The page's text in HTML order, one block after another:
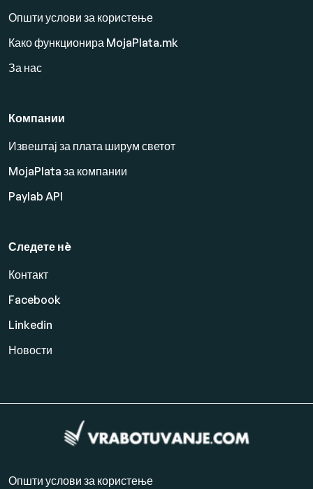
Општи услови за користење
Како функционира MojaPlata.mk
За нас
Компании
Извештај за плата ширум светот
MojaPlata за компании
Paylab API
Следете нè
Контакт
Facebook
Linkedin
Новости
Општи услови за користење